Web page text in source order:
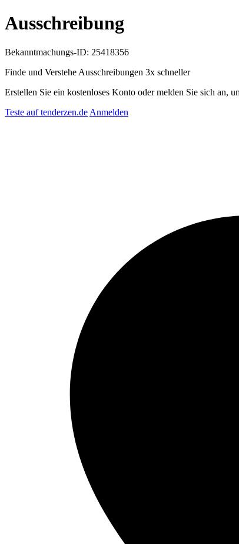
Ausschreibung
Bekanntmachungs-ID: 25418356
Finde und Verstehe Ausschreibungen 3x schneller
Erstellen Sie ein kostenloses Konto oder melden Sie sich an,
Teste auf tenderzen.de Anmelden